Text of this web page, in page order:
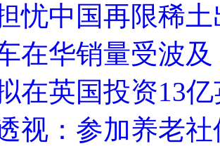
忧中国再限稀
在华销量受波
在英国投资13
视：参加养老